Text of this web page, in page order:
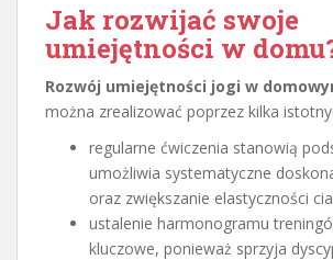
Jak rozwijać swoje
umiejętności w
Rozwój umiejętności jogi w
można zrealizować poprzez kilka
regularne ćwiczenia stanowią
umożliwia systematyczne
oraz zwiększanie elastyczności
ustalenie harmonogramu
kluczowe, ponieważ sprzyja